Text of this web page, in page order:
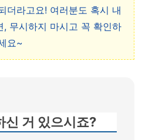
더라고요! 여러분도 혹시 내
, 무시하지 마시고 꼭 확인하
요~
신 거 있으시죠?